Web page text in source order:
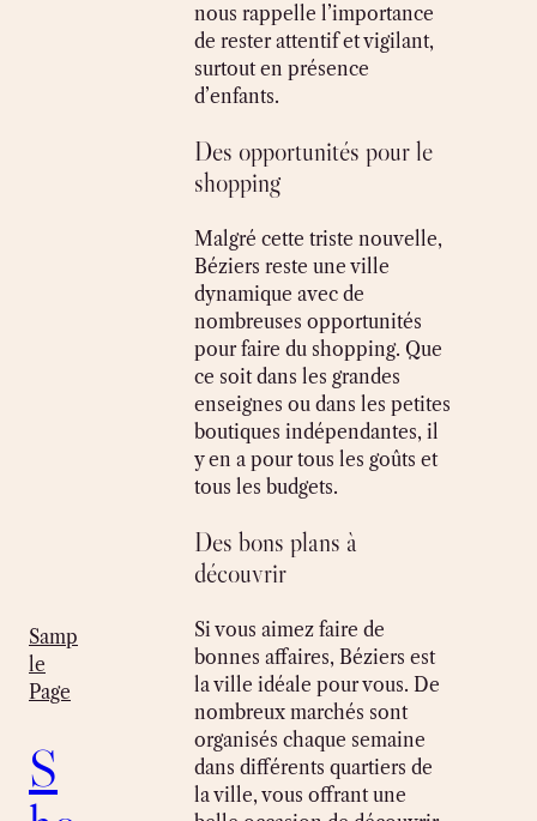
Samp
le
Page
S
nous rappelle l’importance
de rester attentif et vigilant,
surtout en présence
d’enfants.
Des opportunités pour le
shopping
Malgré cette triste nouvelle,
Béziers reste une ville
dynamique avec de
nombreuses opportunités
pour faire du shopping. Que
ce soit dans les grandes
enseignes ou dans les petites
boutiques indépendantes, il
y en a pour tous les goûts et
tous les budgets.
Des bons plans à
découvrir
Si vous aimez faire de
bonnes affaires, Béziers est
la ville idéale pour vous. De
nombreux marchés sont
organisés chaque semaine
dans différents quartiers de
la ville, vous offrant une